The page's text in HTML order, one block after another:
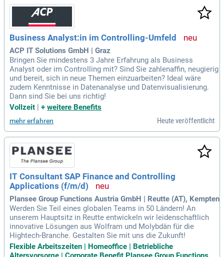
Business Analyst:in im Controlling-Umfeld
ACP IT Solutions GmbH | Graz
Bringen Sie mindestens 3 Jahre Erfahrung als Business
Analyst oder im Controlling mit? Sind Sie zahlenaffin, neugierig
und bereit, sich in neue Themen einzuarbeiten? Ideal wäre
zudem Kenntnisse in Datenanalyse und Datenvisualisierung.
Dann sind Sie bei uns richtig!
Vollzeit | + weitere Benefits
mehr erfahren Heute veröffentlicht
IT Consultant SAP Finance and Controlling
Applications (f/m/d)
Plansee Group Functions Austria GmbH | Reutte (AT), Kempten
Werden Sie Teil eines globalen Teams in 50 Ländern! An
unserem Hauptsitz in Reutte entwickeln wir leidenschaftlich
innovative Lösungen aus Wolfram und Molybdän für die
Hightech-Branche. Gestalten Sie mit uns die Zukunft!
Flexible Arbeitszeiten | Homeoffice | Betriebliche